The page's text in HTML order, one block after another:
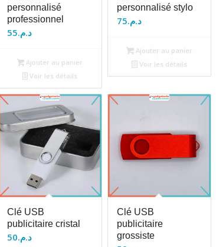
personnalisé
professionnel
د.م.55
Ajouter au panier
Voir les détails
personnalisé stylo
د.م.75
Ajouter au panier
Voir les détails
Clé USB
publicitaire cristal
د.م.50
Clé USB
publicitaire
grossiste